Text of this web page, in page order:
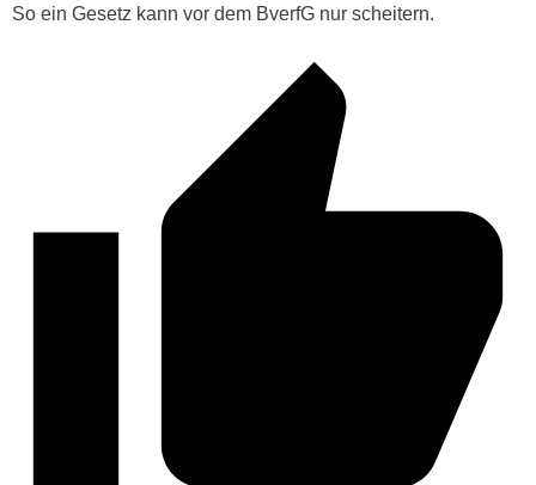
So ein Gesetz kann vor dem BverfG nur scheitern.